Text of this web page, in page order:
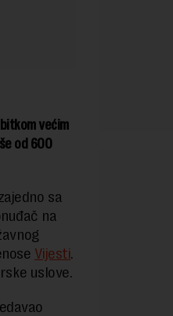
većim
od 600
sa
na
Vijesti.
uslove.